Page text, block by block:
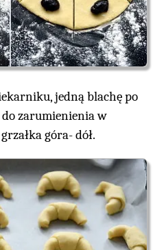
jedną blachę po
zarumienienia w
góra- dół.